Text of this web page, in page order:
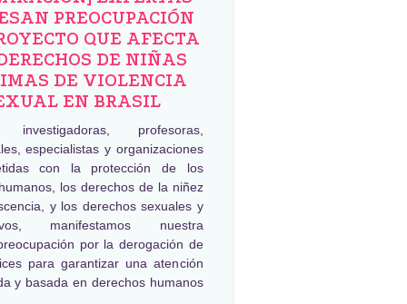
PREOCUPACIÓN
QUE AFECTA
DE NIÑAS
DE VIOLENCIA
EN BRASIL
investigadoras, profesoras,
especialistas y organizaciones
con la protección de los
los derechos de la niñez
y los derechos sexuales y
manifestamos nuestra
por la derogación de
para garantizar una atención
y basada en derechos humanos